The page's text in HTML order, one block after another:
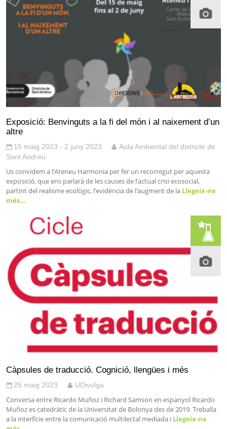
Exposició: Benvinguts a la fi del món i al naixement d’un
altre
15 maig 2023 - 2 juny 2023
Aula Ambiental del districte de
Sant Andreu
Us convidem a l’Ateneu Harmonia per fer un recorregut per aquesta
exposició, que ens parlarà de les causes de l’actual crisi ecosocial,
partint del realisme ecològic, l’evidència de l’augment de la Llegeix-ne
més…
Càpsules de traducció. Cognició, llengües i més
25 maig 2023 UDivulga
Conversa entre Ricardo Muñoz i Richard Samson en espanyol Ricardo
Muñoz es catedràtic de la Universitat de Bolonya des de 2019. Treballa
a la interfície entre la comunicació multilectal mediada i Llegeix-ne